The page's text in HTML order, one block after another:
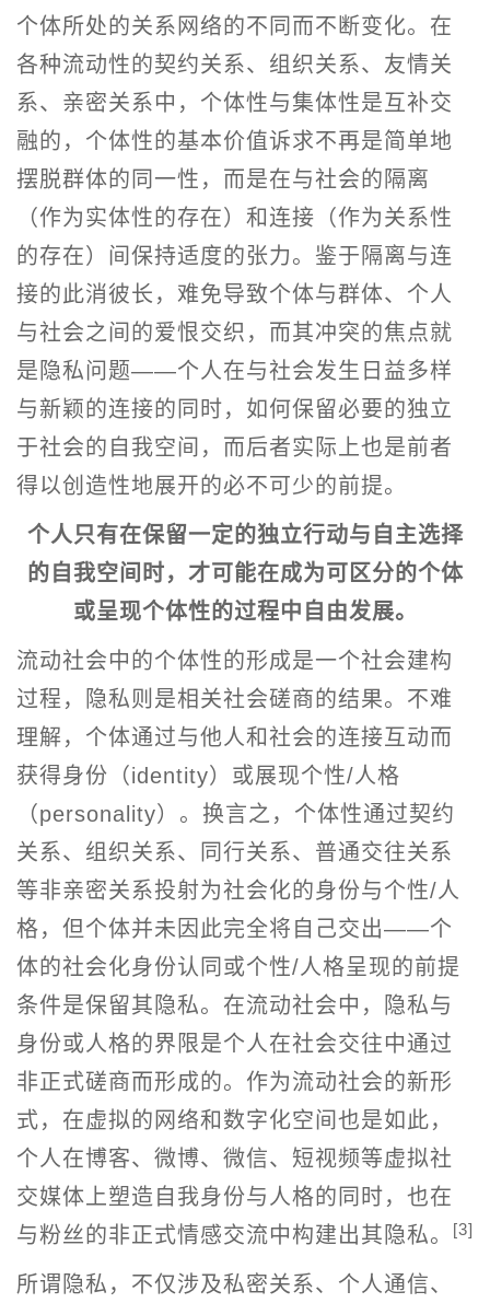
个体所处的关系网络的不同而不断变化。在
各种流动性的契约关系、组织关系、友情关
系、亲密关系中，个体性与集体性是互补交
融的，个体性的基本价值诉求不再是简单地
摆脱群体的同一性，而是在与社会的隔离
（作为实体性的存在）和连接（作为关系性
的存在）间保持适度的张力。鉴于隔离与连
接的此消彼长，难免导致个体与群体、个人
与社会之间的爱恨交织，而其冲突的焦点就
是隐私问题——个人在与社会发生日益多样
与新颖的连接的同时，如何保留必要的独立
于社会的自我空间，而后者实际上也是前者
得以创造性地展开的必不可少的前提。
个人只有在保留一定的独立行动与自主选择
的自我空间时，才可能在成为可区分的个体
或呈现个体性的过程中自由发展。
流动社会中的个体性的形成是一个社会建构
过程，隐私则是相关社会磋商的结果。不难
理解，个体通过与他人和社会的连接互动而
获得身份（identity）或展现个性/人格
（personality）。换言之，个体性通过契约
关系、组织关系、同行关系、普通交往关系
等非亲密关系投射为社会化的身份与个性/人
格，但个体并未因此完全将自己交出——个
体的社会化身份认同或个性/人格呈现的前提
条件是保留其隐私。在流动社会中，隐私与
身份或人格的界限是个人在社会交往中通过
非正式磋商而形成的。作为流动社会的新形
式，在虚拟的网络和数字化空间也是如此，
个人在博客、微博、微信、短视频等虚拟社
交媒体上塑造自我身份与人格的同时，也在
与粉丝的非正式情感交流中构建出其隐私。
[3]
所谓隐私，不仅涉及私密关系、个人通信、